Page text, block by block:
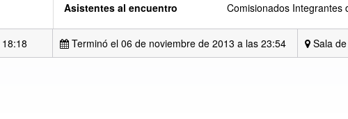
Asistentes al encuentro Comisionados Integrantes
18:18 Terminó el 06 de noviembre de 2013 a las 23:54 Sala